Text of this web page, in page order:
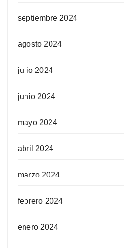
septiembre 2024
agosto 2024
julio 2024
junio 2024
mayo 2024
abril 2024
marzo 2024
febrero 2024
enero 2024